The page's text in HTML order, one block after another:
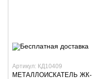
Артикул: КД10409
МЕТАЛЛОИСКАТЕЛЬ ЖК-